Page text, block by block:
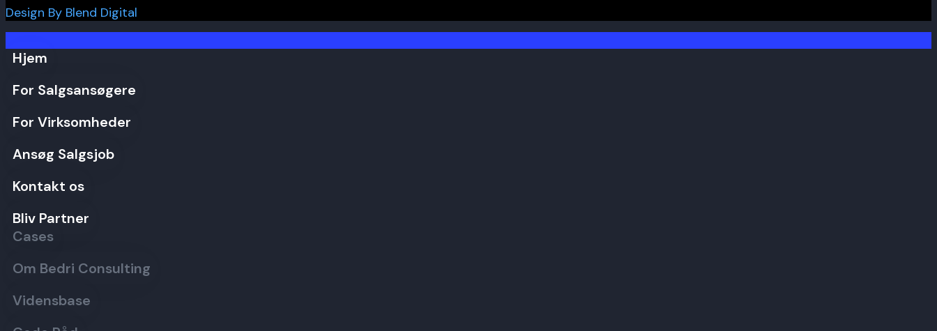
Design By Blend Digital
Hjem
For Salgsansøgere
For Virksomheder
Ansøg Salgsjob
Kontakt os
Bliv Partner
Cases
Om Bedri Consulting
Vidensbase